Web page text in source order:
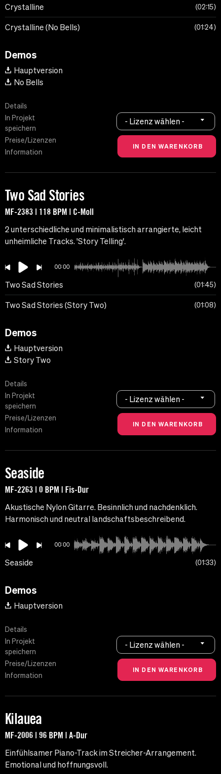
Crystalline 02:15
Crystalline (No Bells) 01:24
Demos
Hauptversion
No Bells
Details
In Projekt
speichern
Preise/Lizenzen
Information
- Lizenz wählen -
Two Sad Stories
MF-2383 | 118 BPM | C-Moll
2 unterschiedliche und minimalistisch arrangierte, leicht
unheimliche Tracks. 'Story Telling'.
00:00
Two Sad Stories 01:45
Two Sad Stories (Story Two) 01:08
Demos
Hauptversion
Story Two
Details
In Projekt
speichern
Preise/Lizenzen
Information
- Lizenz wählen -
Seaside
MF-2263 | 0 BPM | Fis-Dur
Akustische Nylon Gitarre. Besinnlich und nachdenklich.
Harmonisch und neutral landschaftsbeschreibend.
00:00
Seaside 01:33
Demos
Hauptversion
Details
In Projekt
speichern
Preise/Lizenzen
Information
- Lizenz wählen -
Kilauea
MF-2006 | 96 BPM | A-Dur
Einfühlsamer Piano-Track im Streicher-Arrangement.
Emotional und hoffnungsvoll.